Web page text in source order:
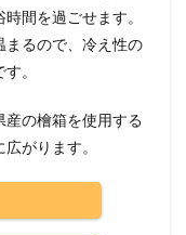
間を過ごせます。
まるので、冷え性の
。
産の檜箱を使用する
がります。